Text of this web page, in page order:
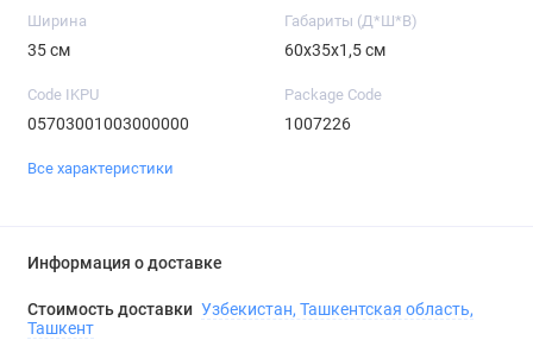
Ширина
35 см
Габариты (Д*Ш*В)
60х35х1,5 см
Code IKPU
05703001003000000
Package Code
1007226
Все характеристики
Информация о доставке
Стоимость доставки Узбекистан, Ташкентская область,
Ташкент